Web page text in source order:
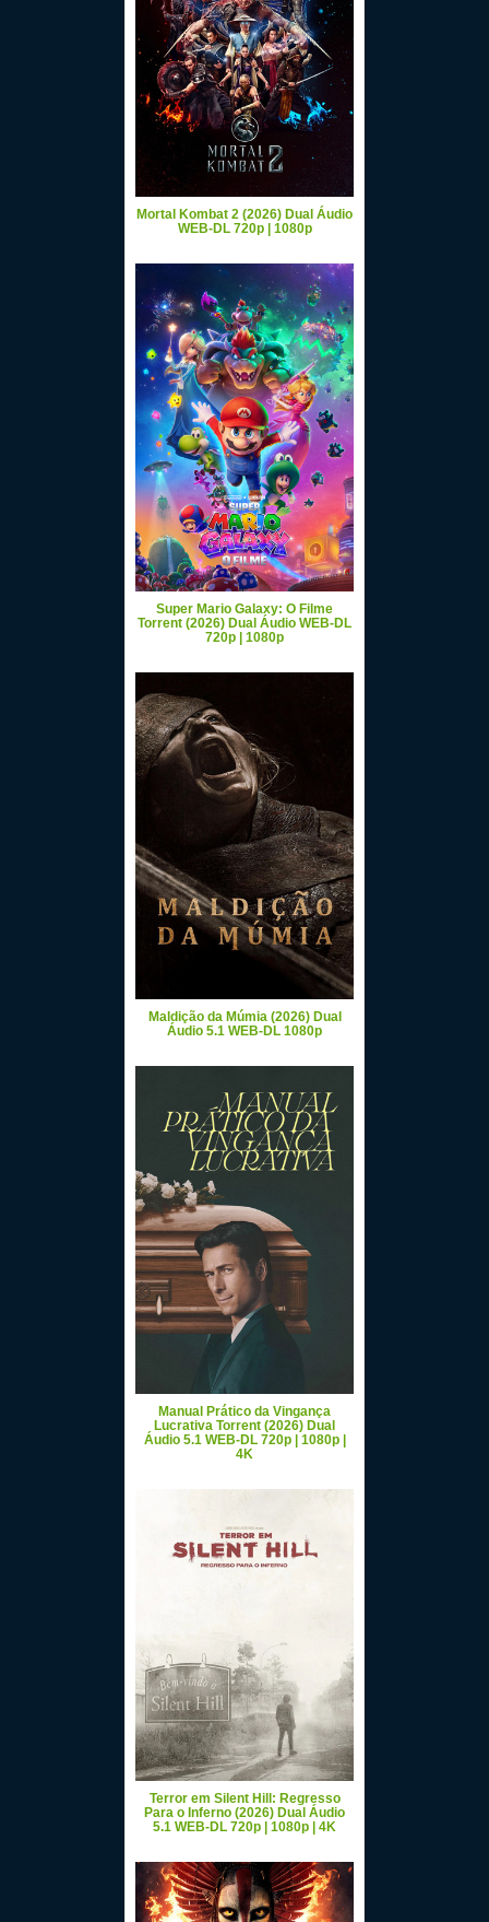
Mortal Kombat 2 (2026) Dual Áudio
WEB-DL 720p | 1080p
Super Mario Galaxy: O Filme
Torrent (2026) Dual Áudio WEB-DL
720p | 1080p
Maldição da Múmia (2026) Dual
Áudio 5.1 WEB-DL 1080p
Manual Prático da Vingança
Lucrativa Torrent (2026) Dual
Áudio 5.1 WEB-DL 720p | 1080p |
4K
Terror em Silent Hill: Regresso
Para o Inferno (2026) Dual Áudio
5.1 WEB-DL 720p | 1080p | 4K